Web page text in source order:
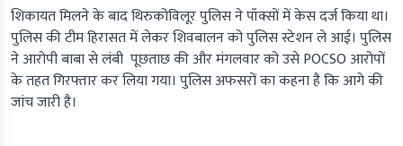
शिकायत मिलने के बाद थिरुकोविलूर पुलिस ने पॉक्सों में केस दर्ज किया था।
पुलिस की टीम हिरासत में लेकर शिवबालन को पुलिस स्टेशन ले आई। पुलिस
ने आरोपी बाबा से लंबी पूछताछ की और मंगलवार को उसे POCSO आरोपों
के तहत गिरफ्तार कर लिया गया। पुलिस अफसरों का कहना है कि आगे की
जांच जारी है।